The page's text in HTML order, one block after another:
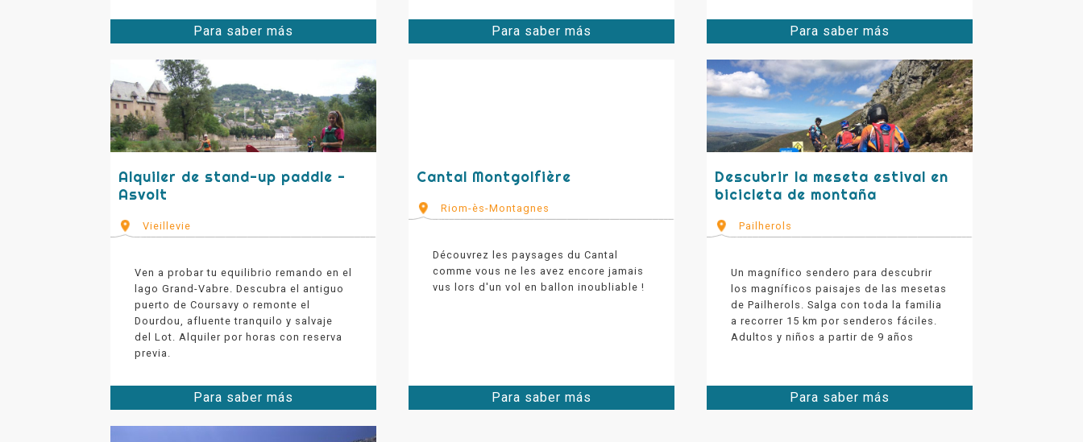
Para saber más Para saber más Para saber más
Alquiler de stand-up paddle -
Asvolt
Vieillevie
Ven a probar tu equilibrio remando en el
lago Grand-Vabre. Descubra el antiguo
puerto de Coursavy o remonte el
Dourdou, afluente tranquilo y salvaje
del Lot. Alquiler por horas con reserva
previa.
Para saber más
Cantal Montgolfière
Riom-ès-Montagnes
Découvrez les paysages du Cantal
comme vous ne les avez encore jamais
vus lors d'un vol en ballon inoubliable !
Para saber más
Descubrir la meseta estival en
bicicleta de montaña
Pailherols
Un magnífico sendero para descubrir
los magníficos paisajes de las mesetas
de Pailherols. Salga con toda la familia
a recorrer 15 km por senderos fáciles.
Adultos y niños a partir de 9 años
Para saber más